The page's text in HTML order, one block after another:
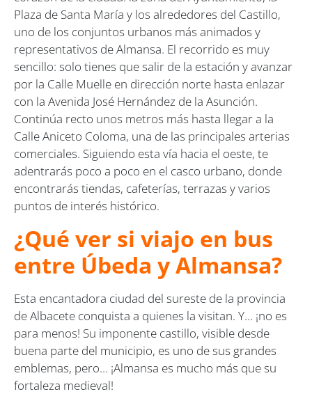
Plaza de Santa María y los alrededores del Castillo,
uno de los conjuntos urbanos más animados y
representativos de Almansa. El recorrido es muy
sencillo: solo tienes que salir de la estación y avanzar
por la Calle Muelle en dirección norte hasta enlazar
con la Avenida José Hernández de la Asunción.
Continúa recto unos metros más hasta llegar a la
Calle Aniceto Coloma, una de las principales arterias
comerciales. Siguiendo esta vía hacia el oeste, te
adentrarás poco a poco en el casco urbano, donde
encontrarás tiendas, cafeterías, terrazas y varios
puntos de interés histórico.
¿Qué ver si viajo en bus
entre Úbeda y Almansa?
Esta encantadora ciudad del sureste de la provincia
de Albacete conquista a quienes la visitan. Y… ¡no es
para menos! Su imponente castillo, visible desde
buena parte del municipio, es uno de sus grandes
emblemas, pero… ¡Almansa es mucho más que su
fortaleza medieval!